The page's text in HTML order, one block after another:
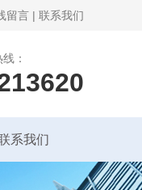
留言 | 联系我们
：
系我们